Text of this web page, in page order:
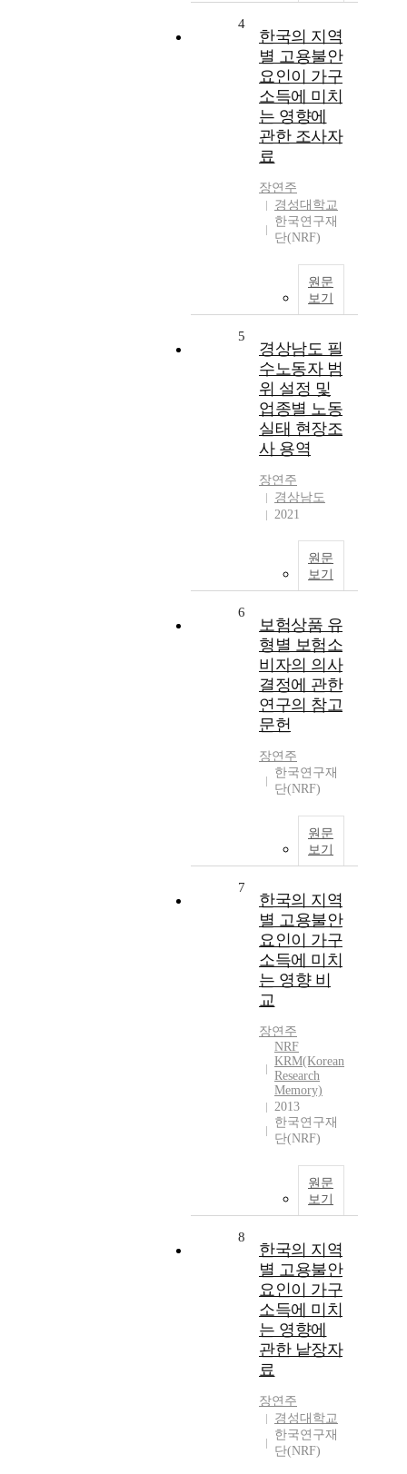
4
한국의 지역
별 고용불안
요인이 가구
소득에 미치
는 영향에
관한 조사자
료
장연주
경성대학교
한국연구재
단(NRF)
원문
보기
5
경상남도 필
수노동자 범
위 설정 및
업종별 노동
실태 현장조
사 용역
장연주
경상남도
2021
원문
보기
6
보험상품 유
형별 보험소
비자의 의사
결정에 관한
연구의 참고
문헌
장연주
한국연구재
단(NRF)
원문
보기
7
한국의 지역
별 고용불안
요인이 가구
소득에 미치
는 영향 비
교
장연주
NRF
KRM(Korean
Research
Memory)
2013
한국연구재
단(NRF)
원문
보기
8
한국의 지역
별 고용불안
요인이 가구
소득에 미치
는 영향에
관한 낱장자
료
장연주
경성대학교
한국연구재
단(NRF)